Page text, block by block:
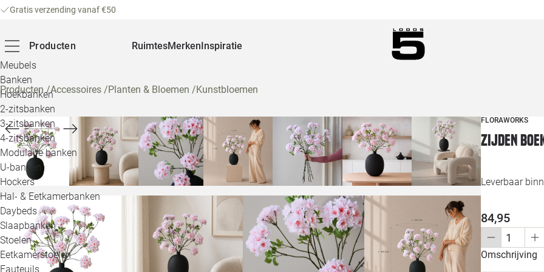
Gratis verzending vanaf €50
Producten
Meubels
Banken
Hoekbanken
2-zitsbanken
3-zitsbanken
4-zitsbanken
Modulaire banken
U-banken
Hockers
Hal- & Eetkamerbanken
Daybeds
Slaapbanken
Stoelen
Eetkamerstoelen
Fauteuils
RuimtesMerkenInspiratie
Producten/Accessoires /Planten & Bloemen /Kunstbloemen
FLORAWORKS
Zijden
Leverbaar
84,95
Omschrijving